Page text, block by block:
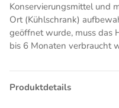
Konservierungsmittel und
Ort (Kühlschrank)
geöffnet wurde, muss das
bis 6 Monaten verbraucht
Produktdetails